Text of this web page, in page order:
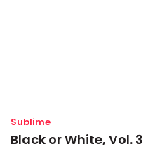
Sublime
Black or White, Vol. 3